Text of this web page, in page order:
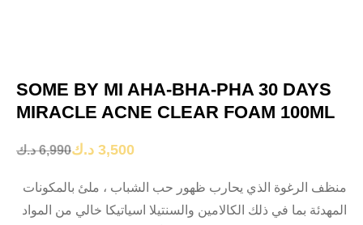
SOME BY MI AHA-BHA-PHA 30 DAYS
MIRACLE ACNE CLEAR FOAM 100ML
6,990 د.ك 3,500 د.ك
منظف الرغوة الذي يحارب ظهور حب الشباب ، ملئ بالمكونات
المهدئة بما في ذلك الكالامين والسنتيلا اسياتيكا خالي من المواد